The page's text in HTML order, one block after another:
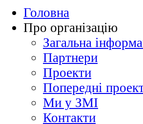
Головна
Про організацію
Загальна
Партнери
Проекти
Попередні
Ми у ЗМІ
Контакти